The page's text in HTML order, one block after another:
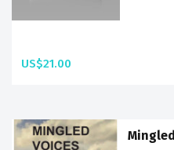
US$21.00